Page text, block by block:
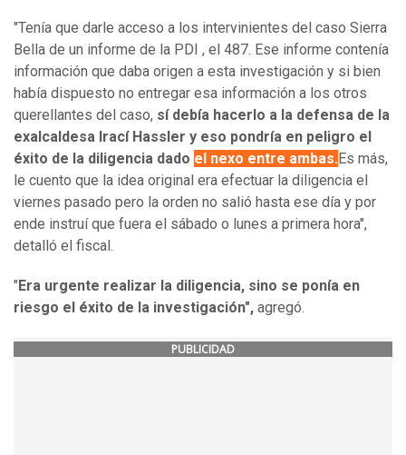
"Tenía que darle acceso a los intervinientes del caso Sierra
Bella de un informe de la PDI , el 487. Ese informe contenía
información que daba origen a esta investigación y si bien
había dispuesto no entregar esa información a los otros
querellantes del caso, sí debía hacerlo a la defensa de la
exalcaldesa Irací Hassler y eso pondría en peligro el
éxito de la diligencia dado el nexo entre ambas.Es más,
le cuento que la idea original era efectuar la diligencia el
viernes pasado pero la orden no salió hasta ese día y por
ende instruí que fuera el sábado o lunes a primera hora",
detalló el fiscal.
" Era urgente realizar la diligencia, sino se ponía en
riesgo el éxito de la investigación", agregó.
PUBLICIDAD